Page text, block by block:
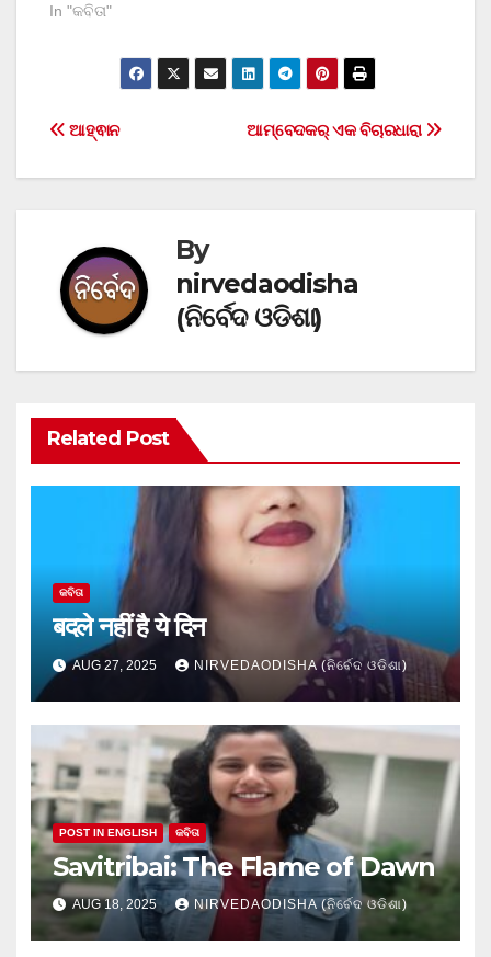
In "କବିତା"
Post
navigation
ଆମ୍ବେଦକର୍ ଏକ ବିଚାରଧାରା
ଆହ୍ଵାନ
By
nirvedaodisha
(ନିର୍ବେଦ ଓଡିଶା)
Related Post
କବିତା
बदले नहीं है ये दिन
AUG 27, 2025 NIRVEDAODISHA (ନିର୍ବେଦ ଓଡିଶା)
POST IN ENGLISH କବିତା
Savitribai: The Flame of Dawn
AUG 18, 2025 NIRVEDAODISHA (ନିର୍ବେଦ ଓଡିଶା)